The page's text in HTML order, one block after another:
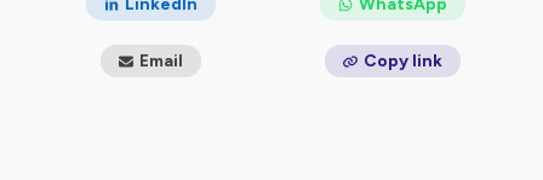
LinkedIn WhatsApp
Email Copy link